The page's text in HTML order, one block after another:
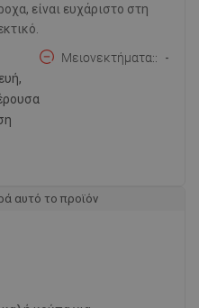
είναι ευχάριστο στη
Μειονεκτήματα: -
αυτό το προϊόν